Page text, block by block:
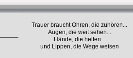
Trauer braucht Ohren, die zuhören...
Augen, die weit sehen...
Hände, die helfen...
und Lippen, die Wege weisen